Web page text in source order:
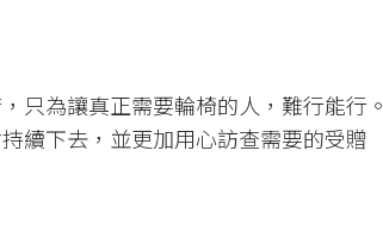
只為讓真正需要輪椅的人，難行能行。
續下去，並更加用心訪查需要的受贈